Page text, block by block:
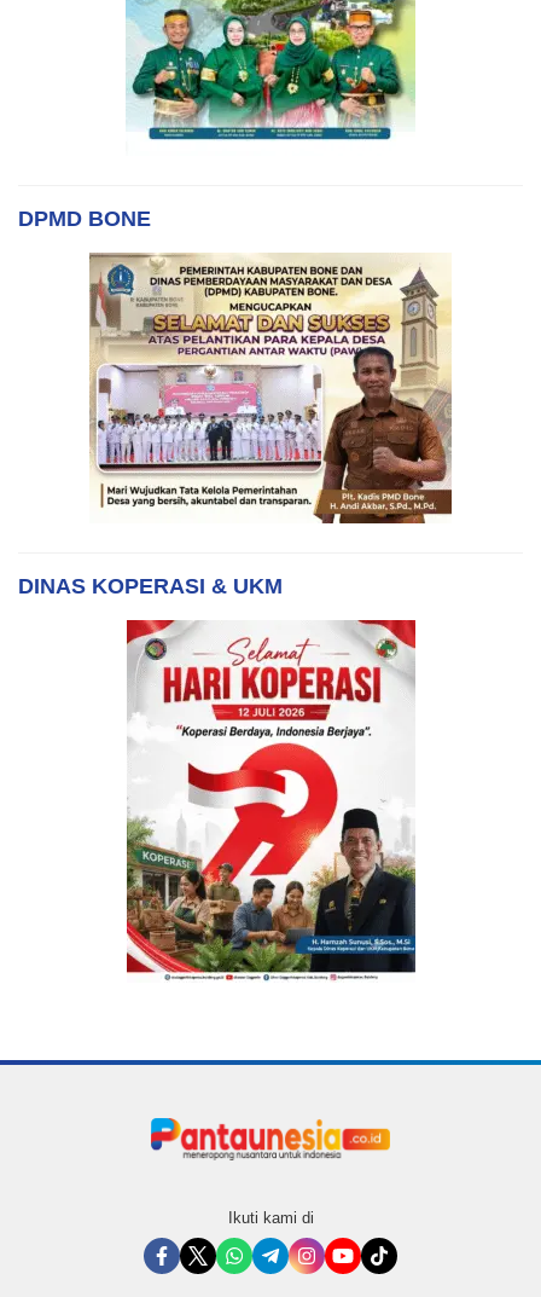
DPMD BONE
DINAS KOPERASI & UKM
Ikuti kami di